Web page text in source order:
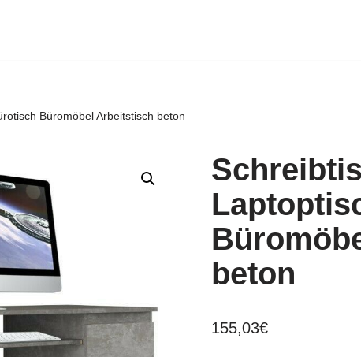
Büromöbel Arbeitstisch beton
beton
155,03€